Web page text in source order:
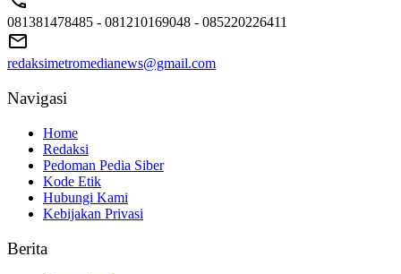
081381478485 - 081210169048 - 085220226411
redaksimetromedianews@gmail.com
Navigasi
Home
Redaksi
Pedoman Pedia Siber
Kode Etik
Hubungi Kami
Kebijakan Privasi
Berita